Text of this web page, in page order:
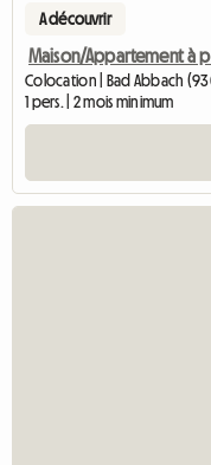
A découvrir
Maison/Appartement à
Colocation | Bad Abbach
1 pers. | 2 mois minimum